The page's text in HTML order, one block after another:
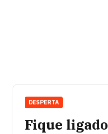
Fique ligado
DESPERTA